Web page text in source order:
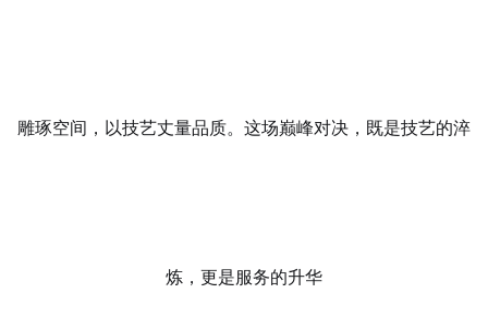
雕琢空间，以技艺丈量品质。这场巅峰对决，既是技艺的淬
炼，更是服务的升华